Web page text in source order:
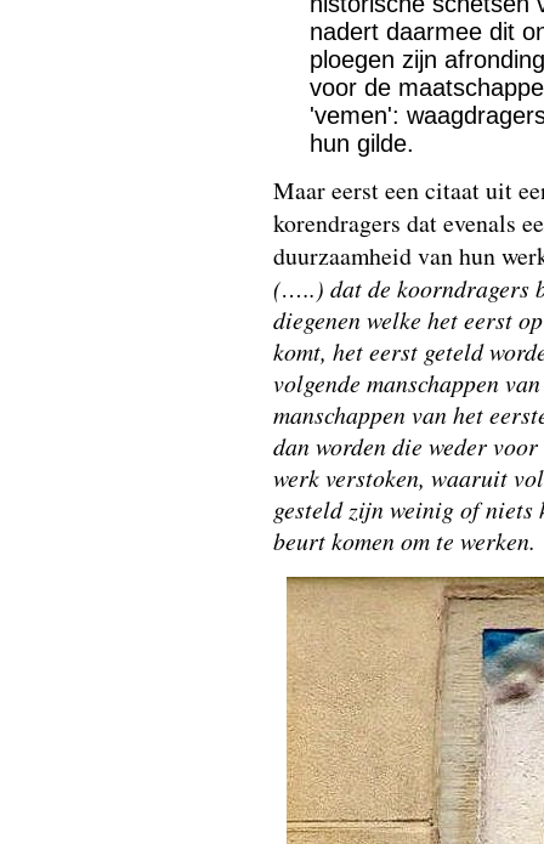
nadert daarmee dit
ploegen zijn
voor de
'vemen':
hun gilde.
Maar eerst een citaat uit
korendragers dat evenals
duurzaamheid van hun
(…..) dat de koorndragers
diegenen welke het eerst
komt, het eerst geteld
volgende manschappen
manschappen van het
dan worden die weder
werk verstoken, waaruit
gesteld zijn weinig of niets
beurt komen om te werken.